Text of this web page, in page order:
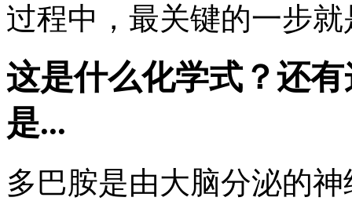
过程中，最关键的一步
这是什么化学式？还
是...
多巴胺是由大脑分泌的